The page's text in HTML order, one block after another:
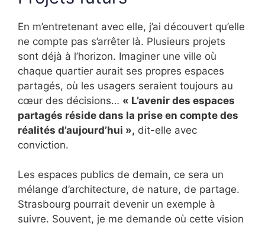
En m’entretenant avec elle, j’ai découvert qu’elle
ne compte pas s’arrêter là. Plusieurs projets
sont déjà à l’horizon. Imaginer une ville où
chaque quartier aurait ses propres espaces
partagés, où les usagers seraient toujours au
cœur des décisions… « L’avenir des espaces
partagés réside dans la prise en compte des
réalités d’aujourd’hui », dit-elle avec
conviction.
Les espaces publics de demain, ce sera un
mélange d’architecture, de nature, de partage.
Strasbourg pourrait devenir un exemple à
suivre. Souvent, je me demande où cette vision